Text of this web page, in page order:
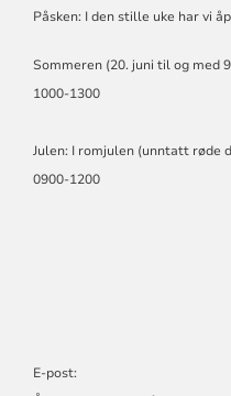
Påsken: I den stille uke har vi
Sommeren (20. juni til og med
1000-1300
Julen: I romjulen (unntatt røde
0900-1200
E-post: